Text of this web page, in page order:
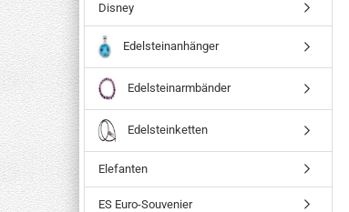
Disney
Edelsteinanhänger
Edelsteinarmbänder
Edelsteinketten
Elefanten
ES Euro-Souvenier